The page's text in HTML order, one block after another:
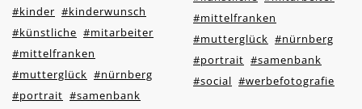
#kinder #kinderwunsch
#künstliche #mitarbeiter
#mittelfranken
#mutterglück #nürnberg
#portrait #samenbank
#mittelfranken
#mutterglück #nürnberg
#portrait #samenbank
#social #werbefotografie